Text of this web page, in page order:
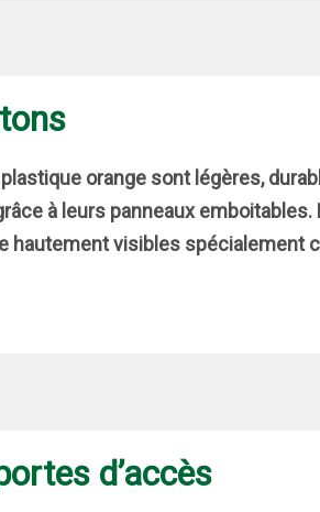
orange sont légères,
à leurs panneaux emboitables.
hautement visibles spécialement
d’accès